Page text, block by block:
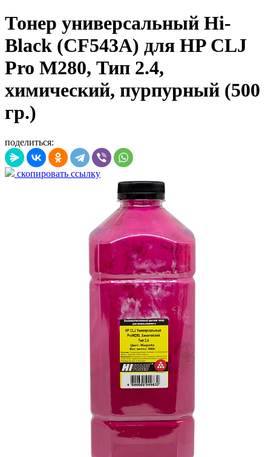
Тонер универсальный Hi-
Black (CF543A) для HP CLJ
Pro M280, Тип 2.4,
химический, пурпурный (500
гр.)
поделиться:
скопировать ссылку